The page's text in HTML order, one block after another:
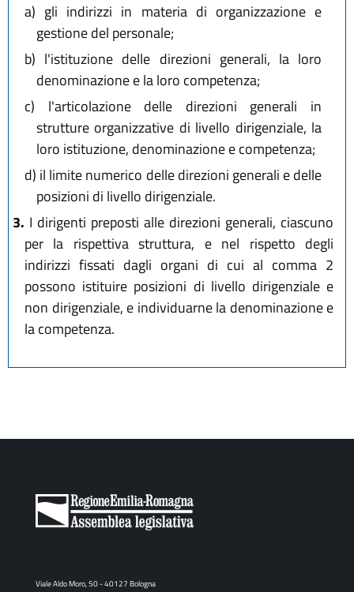
a) gli indirizzi in materia di organizzazione e
gestione del personale;
b) l'istituzione delle direzioni generali, la loro
denominazione e la loro competenza;
c) l'articolazione delle direzioni generali in
strutture organizzative di livello dirigenziale, la
loro istituzione, denominazione e competenza;
d) il limite numerico delle direzioni generali e delle
posizioni di livello dirigenziale.
3. I dirigenti preposti alle direzioni generali, ciascuno
per la rispettiva struttura, e nel rispetto degli
indirizzi fissati dagli organi di cui al comma 2
possono istituire posizioni di livello dirigenziale e
non dirigenziale, e individuarne la denominazione e
la competenza.
Viale Aldo Moro, 50 - 40127 Bologna